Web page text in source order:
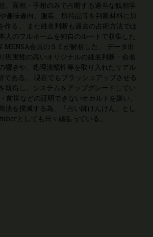
。面相・手相のみで占断する適当な観相学
趣味趣向、服装、所持品等を判断材料に加
作る。 また姓名判断も過去の占術方法では
人のフルネームを独自のルートで収集した
MENSA会員のＳＥが解析した、 データ出
現実性の高いオリジナルの姓名判断・命名
響きや、処理流暢性等を取り入れたリアル
である。 現在でもブラッシュアップさせる
取得し、システムをアップグレードしてい
前世などの証明できないオカルトを嫌い、
法を撲滅する為、「占い師けんけん」とし
としても日々頑張っている。